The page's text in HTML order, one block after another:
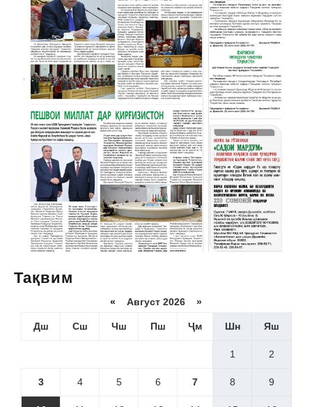
Тақвим
« Август 2026 »
Дш Сш Чш Пш Ҷм Шн Яш
1 2
3 4 5 6 7 8 9